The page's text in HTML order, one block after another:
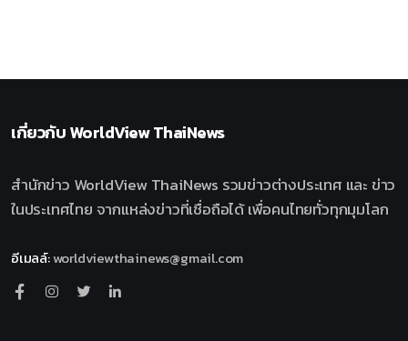
เกี่ยวกับWorldView ThaiNews
สำนักข่าว WorldView ThaiNews รวมข่าวต่างประเทศ และ ข่าว
ในประเทศไทย จากแหล่งข่าวที่เชื่อถือได้ เพื่อคนไทยทั่วทุกมุมโลก
อีเมลล์:worldviewthainews@gmail.com